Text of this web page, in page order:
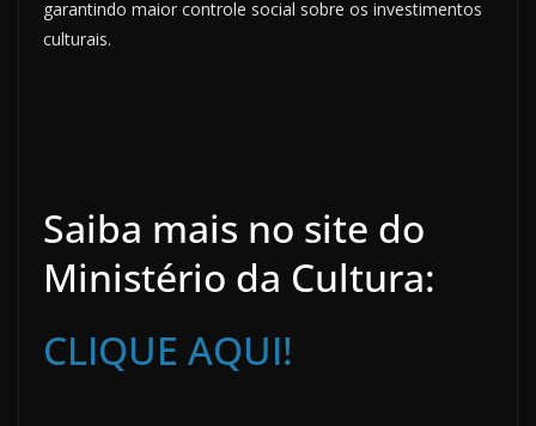
garantindo maior controle social sobre os investimentos
culturais.
Saiba mais no site do
Ministério da Cultura:
CLIQUE AQUI!